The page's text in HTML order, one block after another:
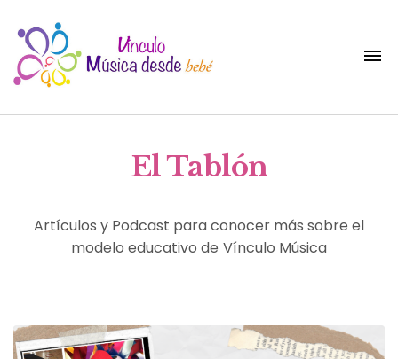
El Tablón
Artículos y Podcast para conocer más sobre el
modelo educativo de Vínculo Música